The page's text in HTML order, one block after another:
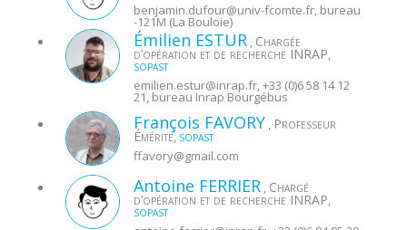
benjamin.dufour@univ-fcomte.fr, bureau
-121M (La Bouloie)
Émilien ESTUR Chargée
d’opération et de recherche INRAP
SOPAST
emilien.estur@inrap.fr, +33 (0)6 58 14 12
21, bureau Inrap Bourgébus
François FAVORY Professeur
Émérite, SOPAST
ffavory@gmail.com
Antoine FERRIER Chargé
d’opération et de recherche INRAP
SOPAST